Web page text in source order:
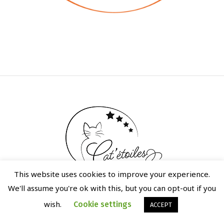
RESERVED
This website uses cookies to improve your experience.
We'll assume you're ok with this, but you can opt-out if you
wish.
Cookie settings ACCEPT